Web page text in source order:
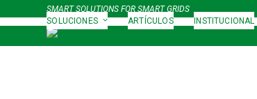
to
SMART SOLUTIONS FOR SMART GRIDS
SOLUCIONES
ARTÍCULOS INSTITUCIONAL